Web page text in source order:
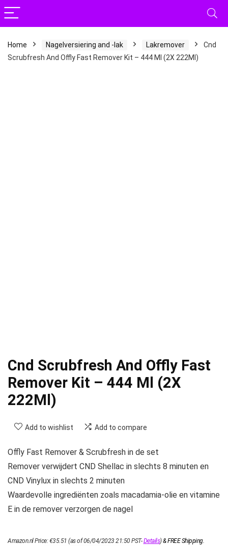
Home Nagelversiering and -lak Lakremover
Cnd
Scrubfresh And Offly Fast Remover Kit – 444 Ml (2X 222Ml)
Cnd Scrubfresh And Offly Fast
Remover Kit – 444 Ml (2X
222Ml)
Add to wishlist Add to compare
Offly Fast Remover & Scrubfresh in de set
Remover verwijdert CND Shellac in slechts 8 minuten en
CND Vinylux in slechts 2 minuten
Waardevolle ingrediënten zoals macadamia-olie en vitamine
E in de remover verzorgen de nagel
Amazon.nl Price:€35.51 (as of 06/04/2023 21:50 PST-Details)&FREE Shipping.